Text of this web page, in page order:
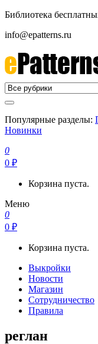
Библиотека
info@epatterns.ru
Бесплатные выкройки
Бесплатные выкройки
Популярные разделы:
Новинки
0
0 ₽
Корзина пуста.
Меню
0
0 ₽
Корзина пуста.
Выкройки
Новости
Магазин
Сотрудничество
Правила
реглан